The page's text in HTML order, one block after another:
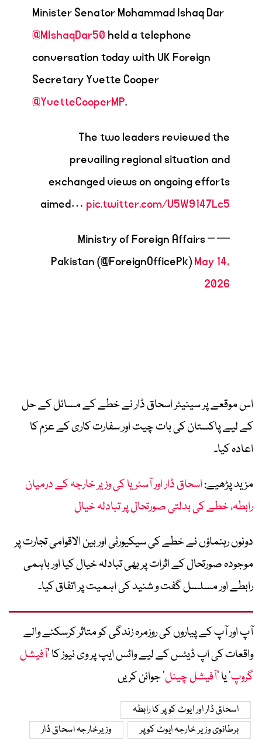
Minister Senator Mohammad Ishaq Dar
@MIshaqDar50 held a telephone
conversation today with UK Foreign
Secretary Yvette Cooper
@YvetteCooperMP.
The two leaders reviewed the
prevailing regional situation and
exchanged views on ongoing efforts
aimed… pic.twitter.com/U5W9147Lc5
— Ministry of Foreign Affairs –
Pakistan (@ForeignOfficePk)May 14,
2026
اس موقعے پر سینیٹر اسحاق ڈار نے خطے کے مسائل کے حل
کے لیے پاکستان کی بات چیت اور سفارت کاری کے عزم کا
اعادہ کیا۔
مزید پڑھیے:اسحاق ڈار اور آسٹریا کی وزیر خارجہ کے درمیان
رابطہ، خطے کی بدلتی صورتحال پر تبادلہ خیال
دونوں رہنماؤں نے خطے کی سیکیورٹی اور بین الاقوامی تجارت پر
موجودہ صورتحال کے اثرات پر بھی تبادلہ خیال کیا اور باہمی
رابطے اور مسلسل گفت و شنید کی اہمیت پر اتفاق کیا۔
آپ اور آپ کے پیاروں کی روزمرہ زندگی کو متاثر کرسکنے والے
واقعات کی اپ ڈیٹس کے لیے واٹس ایپ پر وی نیوز کا ’آفیشل
گروپ‘ یا ’آفیشل چینل‘ جوائن کریں
اسحاق ڈار اور ایوٹ کوپر کا رابطہ
برطانوی وزیر خارجہ ایوٹ کوپر
وزیرخارجہ اسحاق ڈار